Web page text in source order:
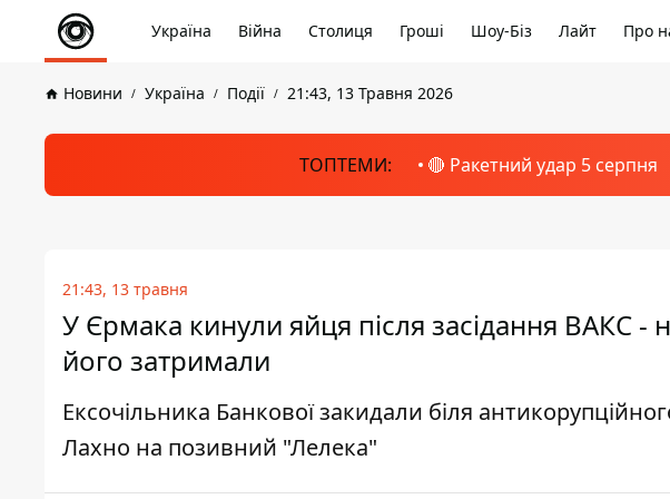
Україна Війна Столиця Гроші Шоу-Біз Лайт Про
Новини Україна Події 21:43, 13 Травня 2026
ТОПТЕМИ: 🔴 Ракетний удар 5 серпня
21:43, 13 травня
У Єрмака кинули яйця після засідання ВАКС
його затримали
Ексочільника Банкової закидали біля
Лахно на позивний "Лелека"